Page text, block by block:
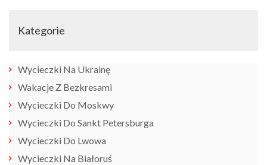
Kategorie
Wycieczki Na Ukrainę
Wakacje Z Bezkresami
Wycieczki Do Moskwy
Wycieczki Do Sankt Petersburga
Wycieczki Do Lwowa
Wycieczki Na Białoruś